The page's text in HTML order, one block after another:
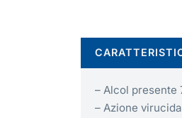
– Alcol presente
– Azione